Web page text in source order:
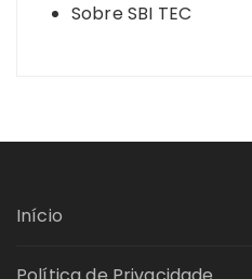
Sobre SBI TEC
Início